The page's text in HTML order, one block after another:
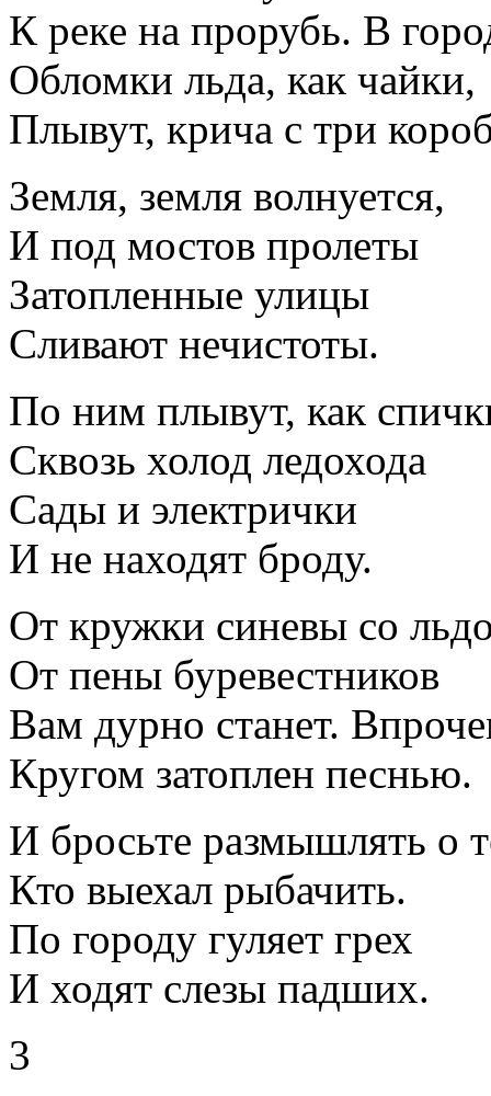
К реке на прорубь. B
Обломки льда, как чайки,
Плывут, крича с три
Земля, земля волнуется,
И под мостов пролеты
Затопленные улицы
Сливают нечистоты.
По ним плывут, как
Сквозь холод ледохода
Сады и электрички
И не находят броду.
От кружки синевы со
От пены буревестников
Вам дурно станет.
Кругом затоплен песнью.
И бросьте размышлять о
Кто выехал рыбачить.
По городу гуляет грех
И ходят слезы падших.
3